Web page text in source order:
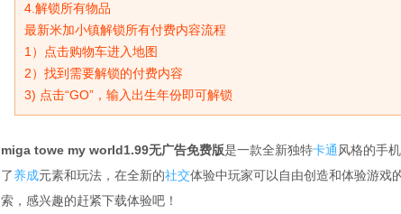
4.解锁所有物品
最新米加小镇解锁所有付费内容流程
1）点击购物车进入地图
2）找到需要解锁的付费内容
3) 点击“GO”，输入出生年份即可解锁
miga towe my worId1.99无广告免费版是一款全新独特卡通 风格的手机
了养成元素和玩法，在全新的社交体验中玩家可以自由创造和体验游戏
索，感兴趣的赶紧下载体验吧！